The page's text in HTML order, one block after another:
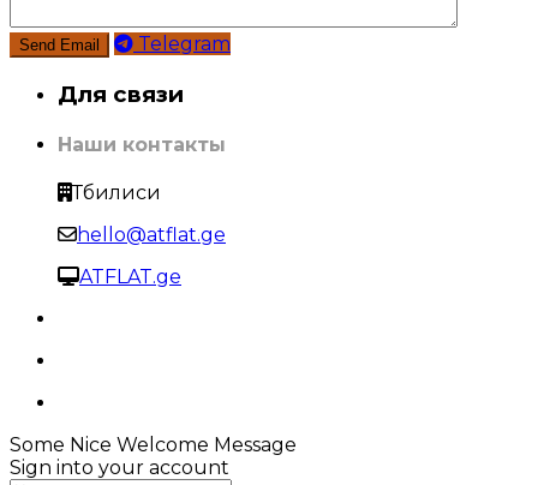
Telegram
Для связи
Наши контакты
Тбилиси
hello@atflat.ge
ATFLAT.ge
Some Nice Welcome Message
Sign into your account